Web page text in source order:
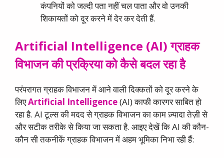
कंपनियों को जल्दी पता नहीं चल पाता और वो उनकी
शिकायतों को दूर करने में देर कर देती हैं.
Artificial Intelligence (AI)ग्राहक
विभाजनकीप्रक्रियाकोकैसेबदलरहाहै
परंपरागत ग्राहक विभाजन में आने वाली दिक्कतों को दूर करने के
लिएArtificial Intelligence(AI) काफी कारगर साबित हो
रहा है. AI टूल्स की मदद से ग्राहक विभाजन का काम ज़्यादा तेज़ी से
और सटीक तरीके से किया जा सकता है. आइए देखें कि AI की कौन-
कौन सी तकनीकें ग्राहक विभाजन में अहम भूमिका निभा रही हैं: